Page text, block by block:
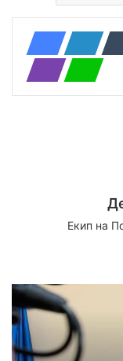
Екип на